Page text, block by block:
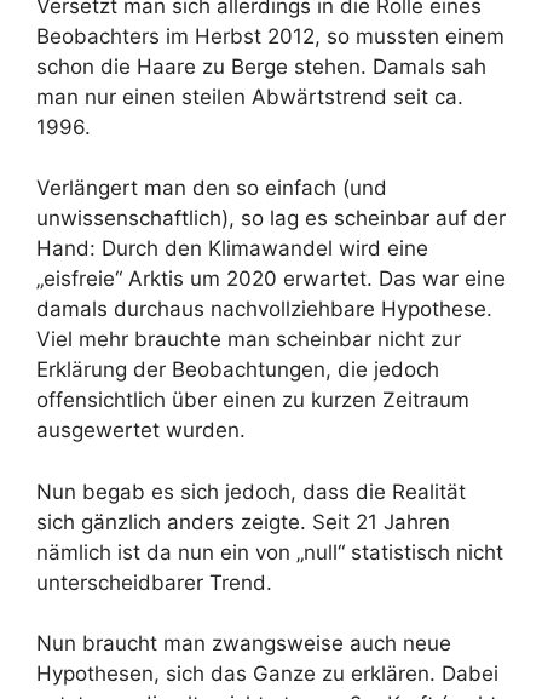
Versetzt man sich allerdings in die Rolle eines
Beobachters im Herbst 2012, so mussten einem
schon die Haare zu Berge stehen. Damals sah
man nur einen steilen Abwärtstrend seit ca.
1996.
Verlängert man den so einfach (und
unwissenschaftlich), so lag es scheinbar auf der
Hand: Durch den Klimawandel wird eine
„eisfreie“ Arktis um 2020 erwartet. Das war eine
damals durchaus nachvollziehbare Hypothese.
Viel mehr brauchte man scheinbar nicht zur
Erklärung der Beobachtungen, die jedoch
offensichtlich über einen zu kurzen Zeitraum
ausgewertet wurden.
Nun begab es sich jedoch, dass die Realität
sich gänzlich anders zeigte. Seit 21 Jahren
nämlich ist da nun ein von „null“ statistisch nicht
unterscheidbarer Trend.
Nun braucht man zwangsweise auch neue
Hypothesen, sich das Ganze zu erklären. Dabei